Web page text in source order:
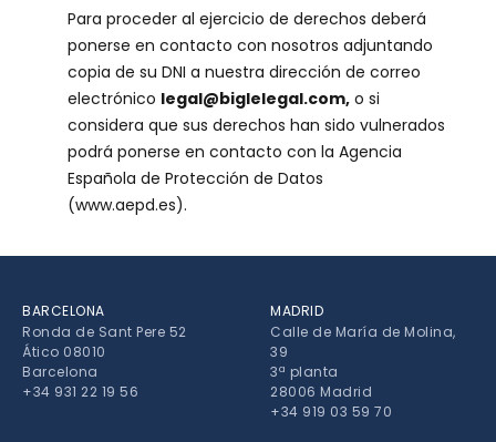
Para proceder al ejercicio de derechos deberá
ponerse en contacto con nosotros adjuntando
copia de su DNI a nuestra dirección de correo
electrónico legal@biglelegal.com,o si
considera que sus derechos han sido vulnerados
podrá ponerse en contacto con la Agencia
Española de Protección de Datos
(www.aepd.es).
BARCELONA
Ronda de Sant Pere 52
Ático 08010
Barcelona
+34 931 22 19 56
MADRID
Calle de María de Molina,
39
3ª planta
28006 Madrid
+34 919 03 59 70